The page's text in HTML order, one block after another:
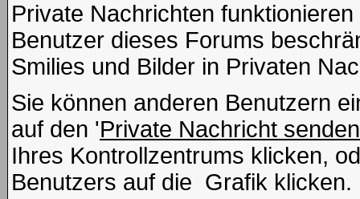
Private Nachrichten
Benutzer dieses Forums
Smilies und Bilder in Privaten
Sie können anderen Benutzern
auf den 'Private Nachricht senden
Ihres Kontrollzentrums klicken,
Benutzers auf die Grafik klicken.